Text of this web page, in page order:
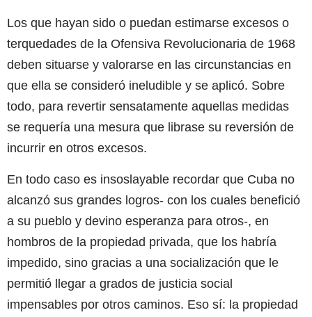
Los que hayan sido o puedan estimarse excesos o
terquedades de la Ofensiva Revolucionaria de 1968
deben situarse y valorarse en las circunstancias en
que ella se consideró ineludible y se aplicó. Sobre
todo, para revertir sensatamente aquellas medidas
se requería una mesura que librase su reversión de
incurrir en otros excesos.
En todo caso es insoslayable recordar que Cuba no
alcanzó sus grandes logros- con los cuales benefició
a su pueblo y devino esperanza para otros-, en
hombros de la propiedad privada, que los habría
impedido, sino gracias a una socialización que le
permitió llegar a grados de justicia social
impensables por otros caminos. Eso sí: la propiedad